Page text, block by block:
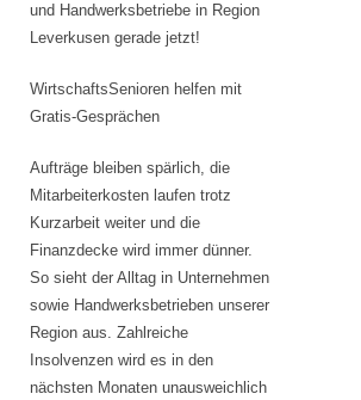
und Handwerksbetriebe in Region
Leverkusen gerade jetzt!
WirtschaftsSenioren helfen mit
Gratis-Gesprächen
Aufträge bleiben spärlich, die
Mitarbeiterkosten laufen trotz
Kurzarbeit weiter und die
Finanzdecke wird immer dünner.
So sieht der Alltag in Unternehmen
sowie Handwerksbetrieben unserer
Region aus. Zahlreiche
Insolvenzen wird es in den
nächsten Monaten unausweichlich